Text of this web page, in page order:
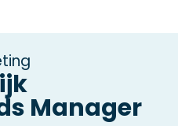
Manager